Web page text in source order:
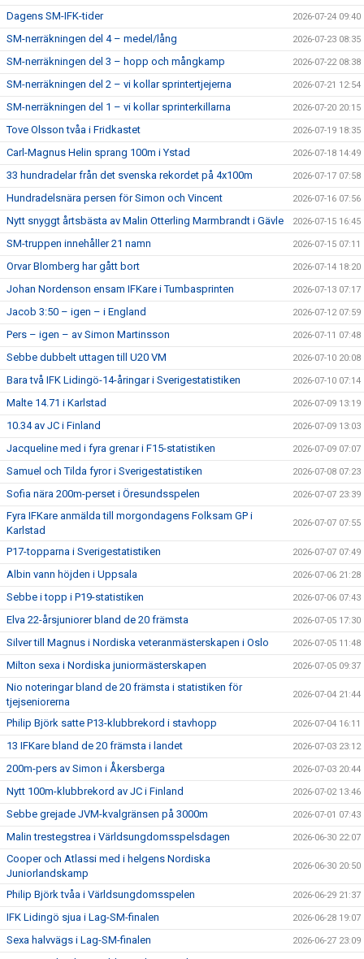
Dagens SM-IFK-tider 2026-07-24 09:40
SM-nerräkningen del 4 – medel/lång 2026-07-23 08:35
SM-nerräkningen del 3 – hopp och mångkamp 2026-07-22 08:38
SM-nerräkningen del 2 – vi kollar sprintertjejerna 2026-07-21 12:54
SM-nerräkningen del 1 – vi kollar sprinterkillarna 2026-07-20 20:15
Tove Olsson tvåa i Fridkastet 2026-07-19 18:35
Carl-Magnus Helin sprang 100m i Ystad 2026-07-18 14:49
33 hundradelar från det svenska rekordet på 4x100m 2026-07-17 07:58
Hundradelsnära persen för Simon och Vincent 2026-07-16 07:56
Nytt snyggt årtsbästa av Malin Otterling Marmbrandt i Gävle 2026-07-15 16:45
SM-truppen innehåller 21 namn 2026-07-15 07:11
Orvar Blomberg har gått bort 2026-07-14 18:20
Johan Nordenson ensam IFKare i Tumbasprinten 2026-07-13 07:17
Jacob 3:50 – igen – i England 2026-07-12 07:59
Pers – igen – av Simon Martinsson 2026-07-11 07:48
Sebbe dubbelt uttagen till U20 VM 2026-07-10 20:08
Bara två IFK Lidingö-14-åringar i Sverigestatistiken 2026-07-10 07:14
Malte 14.71 i Karlstad 2026-07-09 13:19
10.34 av JC i Finland 2026-07-09 13:03
Jacqueline med i fyra grenar i F15-statistiken 2026-07-09 07:07
Samuel och Tilda fyror i Sverigestatistiken 2026-07-08 07:23
Sofia nära 200m-perset i Öresundsspelen 2026-07-07 23:39
Fyra IFKare anmälda till morgondagens Folksam GP i
Karlstad
2026-07-07 07:55
P17-topparna i Sverigestatistiken 2026-07-07 07:49
Albin vann höjden i Uppsala 2026-07-06 21:28
Sebbe i topp i P19-statistiken 2026-07-06 07:43
Elva 22-årsjuniorer bland de 20 främsta 2026-07-05 17:30
Silver till Magnus i Nordiska veteranmästerskapen i Oslo 2026-07-05 11:48
Milton sexa i Nordiska juniormästerskapen 2026-07-05 09:37
Nio noteringar bland de 20 främsta i statistiken för
tjejseniorerna
2026-07-04 21:44
Philip Björk satte P13-klubbrekord i stavhopp 2026-07-04 16:11
13 IFKare bland de 20 främsta i landet 2026-07-03 23:12
200m-pers av Simon i Åkersberga 2026-07-03 20:44
Nytt 100m-klubbrekord av JC i Finland 2026-07-02 13:46
Sebbe grejade JVM-kvalgränsen på 3000m 2026-07-01 07:43
Malin trestegstrea i Världsungdomsspelsdagen 2026-06-30 22:07
Cooper och Atlassi med i helgens Nordiska
Juniorlandskamp
2026-06-30 20:50
Philip Björk tvåa i Världsungdomsspelen 2026-06-29 21:37
IFK Lidingö sjua i Lag-SM-finalen 2026-06-28 19:07
Sexa halvvägs i Lag-SM-finalen 2026-06-27 23:09